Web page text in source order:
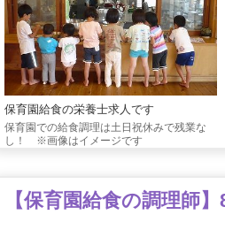
保育園給食の栄養士求人です
保育園での給食調理は土日祝休みで残業な
し！ ※画像はイメージです
【保育園給食の調理師